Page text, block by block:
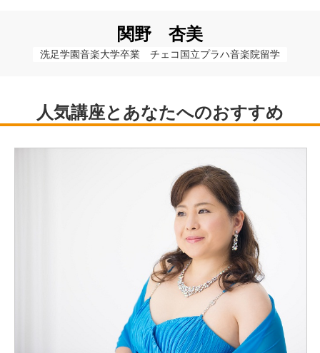
関野 杏美
洗足学園音楽大学卒業　チェコ国立プラハ音楽院留学